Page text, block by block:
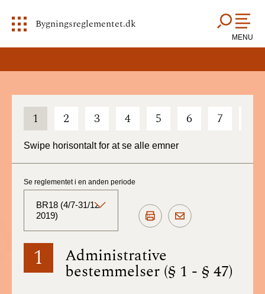
Bygningsreglementet.dk
MENU
1 2 3 4 5 6 7
Swipe horisontalt for at se alle emner
1 Administrative
bestemmelser (§ 1 - § 47)
Se reglementet i en anden periode
BR18 (4/7-31/12
2019)
BR18 (Aktuelt)
BR18 (1/7-31/12